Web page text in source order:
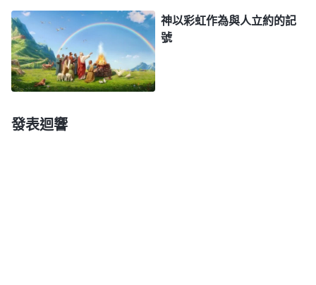
是神的極限。就是説，神忍耐人類、忍耐凡有血氣的
人的敗壞到什麽程度呢？到了所有無論是跟隨神的人
還是外邦人都不走正路了，到了這個人類不是僅僅道
德敗壞了、都滿了邪惡的程度，而是没有一個人相信
是神能給人帶來光明、帶來正路，到了人類恨惡神的
神以彩虹作為與人立約的記
號
發表迴響